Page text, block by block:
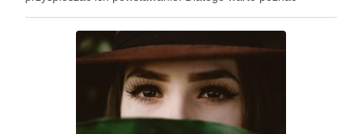
kondycji delikatnej skóry wokół oczu. Od …